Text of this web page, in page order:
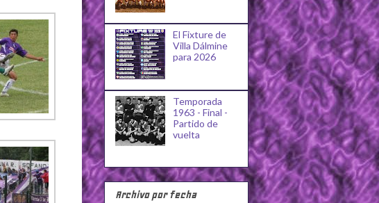
El Fixture de
Villa Dálmine
para 2026
Temporada
1963 - Final -
Partido de
vuelta
Archivo por fecha